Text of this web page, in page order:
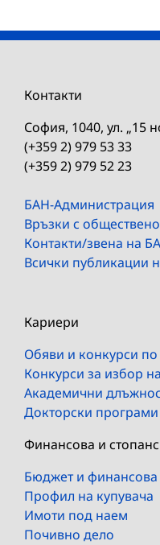
Контакти
София, 1040, ул. „15
(+359 2) 979 53 33
(+359 2) 979 52 23
БАН-Администрация
Връзки с
Контакти/звена на
Всички публикации
Кариери
Обяви и конкурси
Конкурси за избор
Академични
Докторски програми
Финансова и
Бюджет и
Профил на купувача
Имоти под наем
Почивно дело